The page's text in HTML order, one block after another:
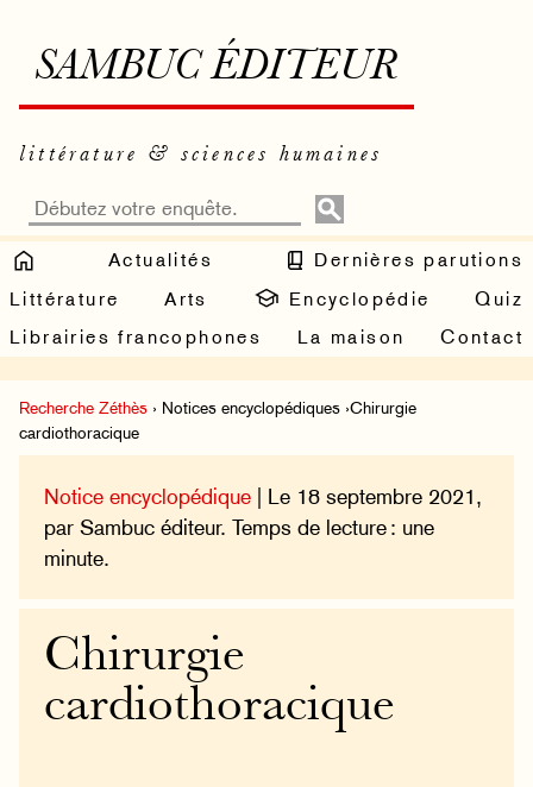
SAMBUC ÉDITEUR
littérature & sciences humaines
Actualités
Dernières parutions
Littérature
Arts Encyclopédie
Quiz
Librairies francophones
La maison Contact
Recherche Zéthès › Notices encyclopédiques ›Chirurgie
cardiothoracique
Notice encyclopédique | Le 18 septembre 2021,
par Sambuc éditeur. Temps de lecture : une
minute.
Chirurgie
cardiothoracique